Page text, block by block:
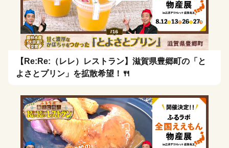
【Re:Re:（レレ）レストラン】滋賀県豊郷町の「と
よさとプリン」を拡散希望！🍴